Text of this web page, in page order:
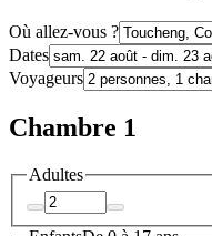
Où allez-vous ?
Dates
Voyageurs
Chambre 1
Adultes